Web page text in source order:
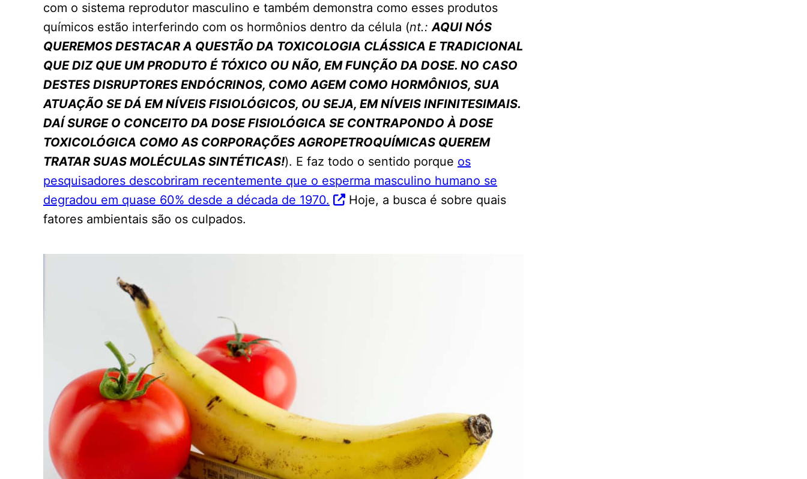
com o sistema reprodutor masculino e também demonstra como esses produtos
químicos estão interferindo com os hormônios dentro da célula (nt.:AQUI NÓS
QUEREMOS DESTACAR A QUESTÃO DA TOXICOLOGIA CLÁSSICA E TRADICIONAL
QUE DIZ QUE UM PRODUTO É TÓXICO OU NÃO, EM FUNÇÃO DA DOSE. NO CASO
DESTES DISRUPTORES ENDÓCRINOS, COMO AGEM COMO HORMÔNIOS, SUA
ATUAÇÃO SE DÁ EM NÍVEIS FISIOLÓGICOS, OU SEJA, EM NÍVEIS INFINITESIMAIS.
DAÍ SURGE O CONCEITO DA DOSE FISIOLÓGICA SE CONTRAPONDO À DOSE
TOXICOLÓGICA COMO AS CORPORAÇÕES AGROPETROQUÍMICAS QUEREM
TRATAR SUAS MOLÉCULAS SINTÉTICAS!). E faz todo o sentido porque os
pesquisadores descobriram recentemente que o esperma masculino humano se
degradou em quase 60% desde a década de 1970.
Hoje, a busca é sobre quais
fatores ambientais são os culpados.